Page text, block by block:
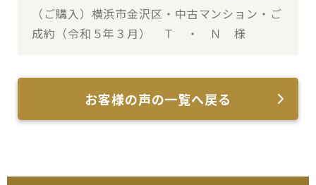
（ご購入）横浜市金沢区・中古マンション・ご
成約（令和５年３月） Ｔ ・ Ｎ 様
お客様の声の一覧へ戻る